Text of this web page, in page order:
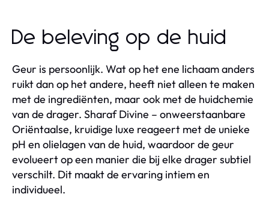
De beleving op de huid
Geur is persoonlijk. Wat op het ene lichaam anders
ruikt dan op het andere, heeft niet alleen te maken
met de ingrediënten, maar ook met de huidchemie
van de drager. Sharaf Divine – onweerstaanbare
Oriëntaalse, kruidige luxe reageert met de unieke
pH en olielagen van de huid, waardoor de geur
evolueert op een manier die bij elke drager subtiel
verschilt. Dit maakt de ervaring intiem en
individueel.